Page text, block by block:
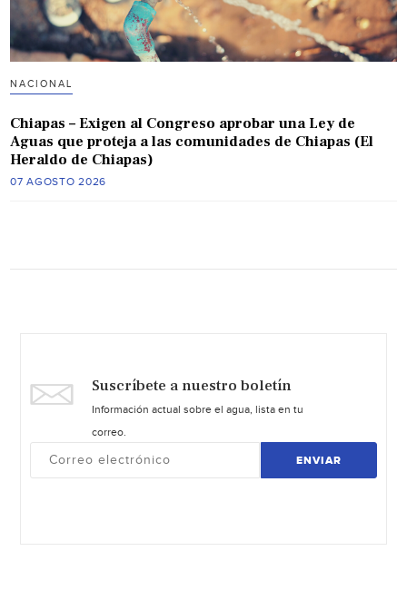
NACIONAL
Chiapas – Exigen al Congreso aprobar una Ley de
Aguas que proteja a las comunidades de Chiapas (El
Heraldo de Chiapas)
07 AGOSTO 2026
Suscríbete a nuestro boletín
Información actual sobre el agua, lista en tu
correo.
ENVIAR